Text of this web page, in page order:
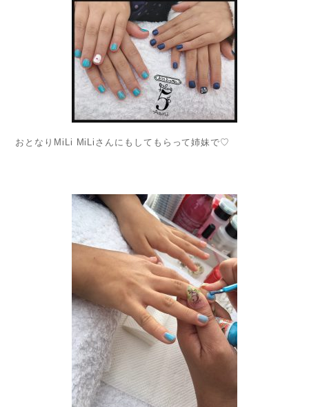
おとなりMiLi MiLiさんにもしてもらって姉妹で♡